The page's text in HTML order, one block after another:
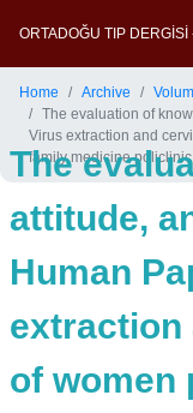
ORTADOĞU TIP
Home Archive
The evaluation of
Virus extraction and
family medicine policlinic
The
attitude,
Human
extraction
of women